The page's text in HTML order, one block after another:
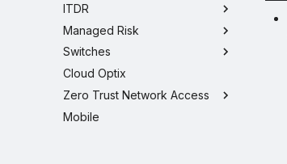
ITDR
Managed Risk
Switches
Cloud Optix
Zero Trust Network Access
Mobile